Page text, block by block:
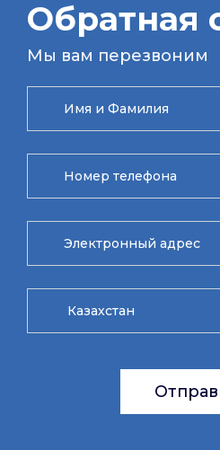
Обратная
Мы вам перезвоним